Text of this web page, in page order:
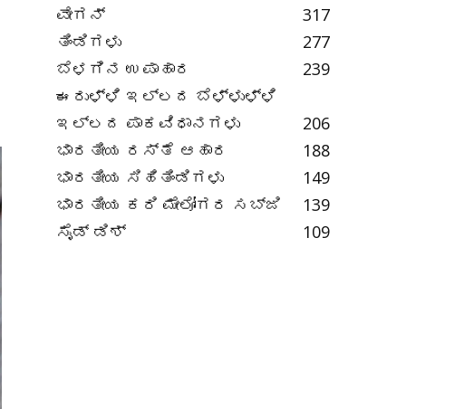
ವೇಗನ್
317
ತಿಂಡಿಗಳು
277
ಬೆಳಗಿನ ಉಪಾಹಾರ
239
ಈರುಳ್ಳಿ ಇಲ್ಲದ ಬೆಳ್ಳುಳ್ಳಿ
ಇಲ್ಲದ ಪಾಕವಿಧಾನಗಳು
206
ಭಾರತೀಯ ರಸ್ತೆ ಆಹಾರ
188
ಭಾರತೀಯ ಸಿಹಿತಿಂಡಿಗಳು
149
ಭಾರತೀಯ ಕರಿ ಮೇಲೋಗರ ಸಬ್ಜಿ
139
ಸೈಡ್ ಡಿಶ್
109